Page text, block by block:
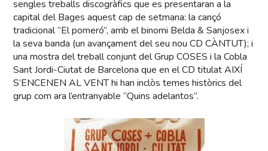
sengles treballs discogràfics que es presentaran a la
capital del Bages aquest cap de setmana: la cançó
tradicional “El pomeró”, amb el binomi Belda & Sanjosex i
la seva banda (un avançament del seu nou CD CÀNTUT); i
una mostra del treball conjunt del Grup COSES i la Cobla
Sant Jordi-Ciutat de Barcelona que en el CD titulat AIXÍ
S’ENCENEN AL VENT hi han inclòs temes històrics del
grup com ara l’entranyable “Quins adelantos”.